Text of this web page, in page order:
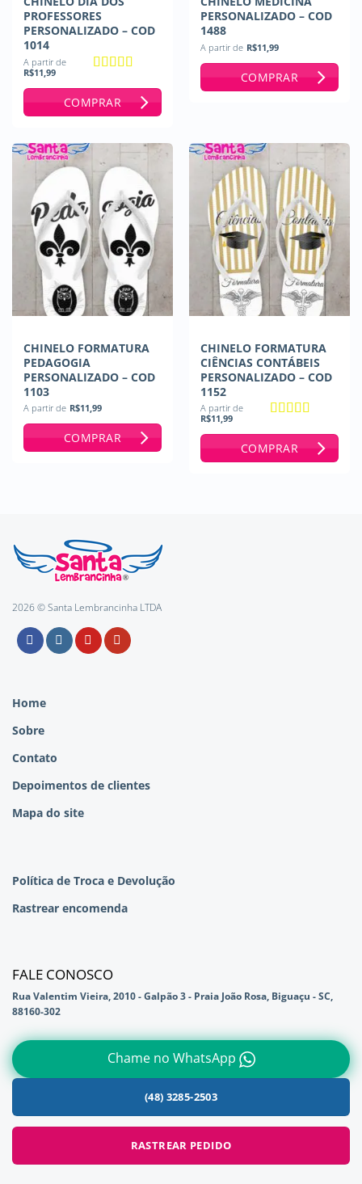
PROFESSORES
PERSONALIZADO – COD
1014
A partir de
R$11,99
COMPRAR
PERSONALIZADO – COD
1488
A partir de R$11,99
COMPRAR
CHINELO FORMATURA
PEDAGOGIA
PERSONALIZADO – COD
1103
A partir de R$11,99
COMPRAR
CHINELO FORMATURA
CIÊNCIAS CONTÁBEIS
PERSONALIZADO – COD
1152
A partir de
R$11,99
COMPRAR
2026 © Santa Lembrancinha LTDA
Home
Sobre
Contato
Depoimentos de clientes
Mapa do site
Política de Troca e Devolução
Rastrear encomenda
FALE CONOSCO
Rua Valentim Vieira, 2010 - Galpão 3 - Praia João Rosa, Biguaçu - SC,
88160-302
Chame no WhatsApp
(48) 3285-2503
RASTREAR PEDIDO